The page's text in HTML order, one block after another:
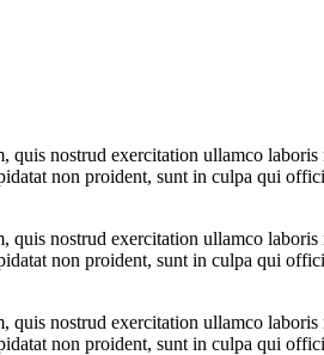
quis nostrud exercitation ullamco
non proident, sunt in culpa qui
quis nostrud exercitation ullamco
non proident, sunt in culpa qui
quis nostrud exercitation ullamco
non proident, sunt in culpa qui